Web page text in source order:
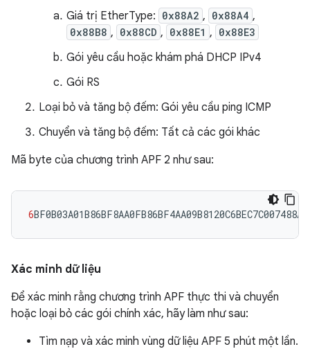
Giá trị EtherType: 0x88A2 , 0x88A4 ,
0x88B8 , 0x88CD , 0x88E1 , 0x88E3
Gói yêu cầu hoặc khám phá DHCP IPv4
Gói RS
Loại bỏ và tăng bộ đếm: Gói yêu cầu ping ICMP
Chuyển và tăng bộ đếm: Tất cả các gói khác
Mã byte của chương trình APF 2 như sau:
6
Xác minh dữ liệu
Để xác minh rằng chương trình APF thực thi và chuyển
hoặc loại bỏ các gói chính xác, hãy làm như sau:
Tìm nạp và xác minh vùng dữ liệu APF 5 phút một lần.